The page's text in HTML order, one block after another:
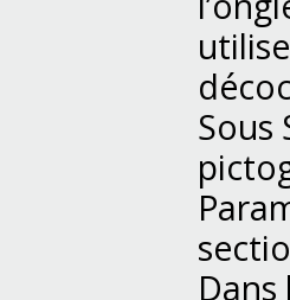
Sous